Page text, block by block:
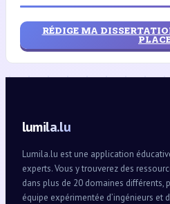
RÉDIGE MA
lumila.lu
Lumila.lu est une application
experts. Vous y trouverez des
dans plus de 20 domaines différents,
équipe expérimentée d’ingénieurs et